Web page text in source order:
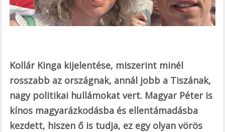
Kollár Kinga kijelentése, miszerint minél
rosszabb az országnak, annál jobb a Tiszának,
nagy politikai hullámokat vert. Magyar Péter is
kínos magyarázkodásba és ellentámadásba
kezdett, hiszen ő is tudja, ez egy olyan vörös